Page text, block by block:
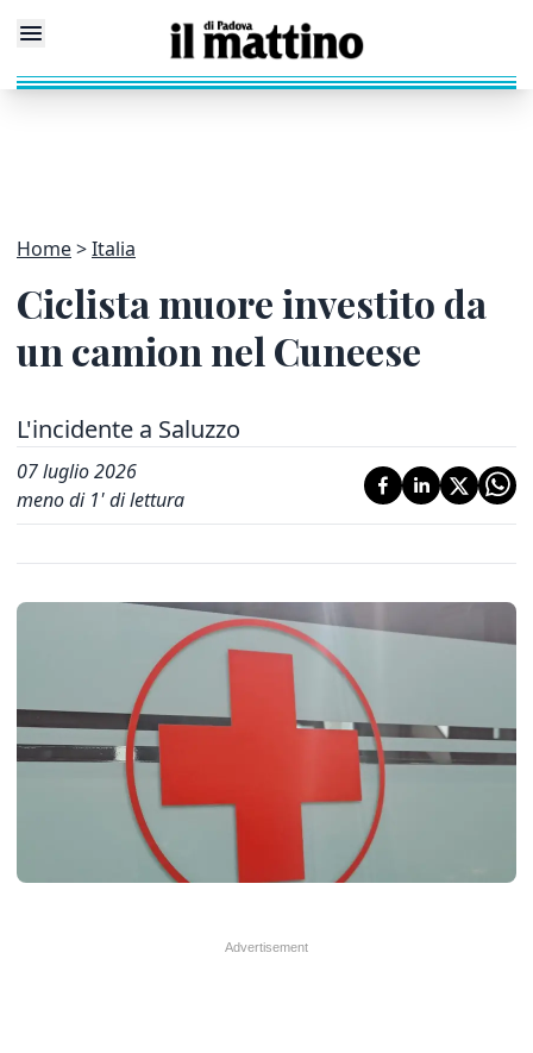
Home Italia
Ciclista muore investito da
un camion nel Cuneese
L'incidente a Saluzzo
07 luglio 2026
meno di 1' di lettura